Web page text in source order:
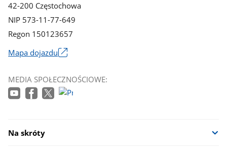
42-200 Częstochowa
NIP 573-11-77-649
Regon 150123657
Mapa dojazdu
się
w
MEDIA SPOŁECZNOŚCIOWE:
Na skróty